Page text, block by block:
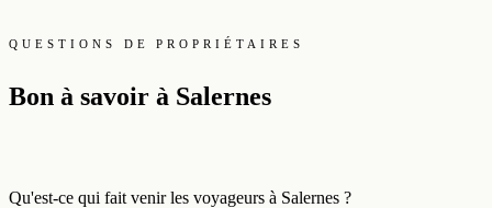
QUESTIONS DE PROPRIÉTAIRES
Bon à savoir à Salernes
Qu'est-ce qui fait venir les voyageurs à Salernes ?